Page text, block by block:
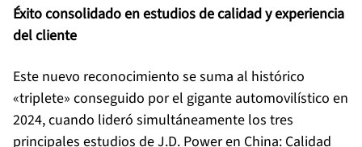
Éxito consolidado en estudios de calidad y experiencia
del cliente
Este nuevo reconocimiento se suma al histórico
«triplete» conseguido por el gigante automovilístico en
2024, cuando lideró simultáneamente los tres
principales estudios de J.D. Power en China: Calidad